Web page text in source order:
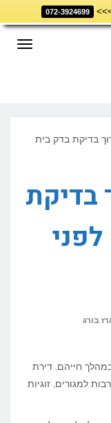
072-3924699
בדיקת בדק בית
בדיקת
בורג
חייהם. דירת
למגורים, זוגיות